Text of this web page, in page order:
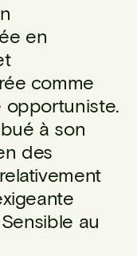
en
comme
opportuniste.
à son
des
au